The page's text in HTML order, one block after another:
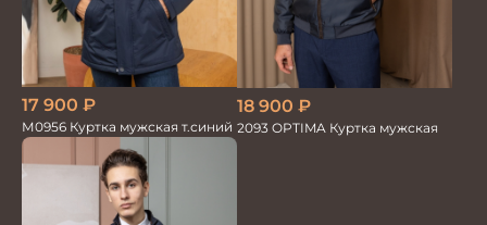
17 900 ₽
М0956 Куртка мужская т.синий
18 900 ₽
2093 OPTIMA Куртка мужская